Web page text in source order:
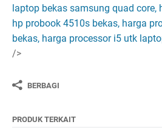
laptop bekas samsung quad
hp probook 4510s bekas, harga
bekas, harga processor i5 utk
/>
BERBAGI
PRODUK TERKAIT